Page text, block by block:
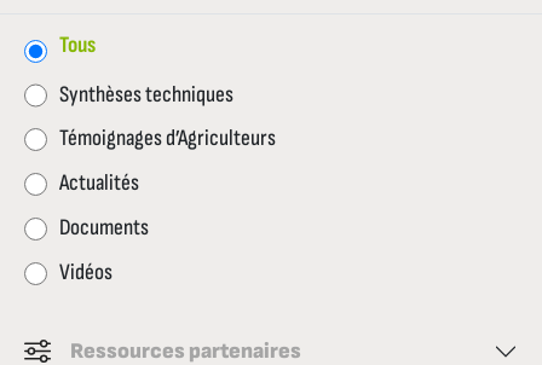
Tous
Synthèses techniques
Témoignages d’Agriculteurs
Actualités
Documents
Vidéos
Ressources partenaires